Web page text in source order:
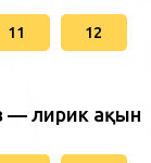
11 12
— лирик ақын